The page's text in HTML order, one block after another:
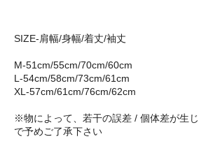
SIZE-肩幅/身幅/着丈/袖丈
M-51cm/55cm/70cm/60cm
L-54cm/58cm/73cm/61cm
XL-57cm/61cm/76cm/62cm
※物によって、若干の誤差 / 個体差が生
で予めご了承下さい